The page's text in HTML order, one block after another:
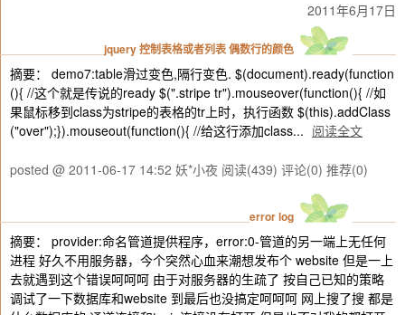
2011年6月17日
jquery 控制表格或者列表 偶数行的颜色
摘要： demo7:table滑过变色,隔行变色. $(document).ready(function
(){ //这个就是传说的ready $(".stripe tr").mouseover(function(){ //如
果鼠标移到class为stripe的表格的tr上时，执行函数 $(this).addClass
("over");}).mouseout(function(){ //给这行添加class... 阅读全文
posted @ 2011-06-17 14:52 妖*小夜 阅读(439) 评论(0) 推荐(0)
error log
摘要： provider:命名管道提供程序，error:0-管道的另一端上无任何
进程 好久不用服务器，今个突然心血来潮想发布个 website 但是一上
去就遇到这个错误呵呵呵 由于对服务器的生疏了 按自己已知的策略
调试了一下数据库和website 到最后也没搞定呵呵呵 网上搜了搜 都是